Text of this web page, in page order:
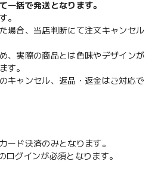
一括で発送となります。
。
場合、当店判断にて注文キャンセル
、実際の商品とは色味やデザインが
す。
キャンセル、返品・返金はご対応で
ード決済のみとなります。
ログインが必須となります。